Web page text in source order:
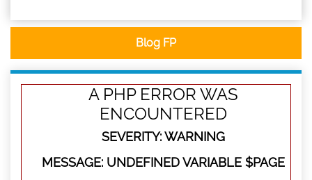
Blog FP
A PHP ERROR WAS
ENCOUNTERED
SEVERITY: WARNING
MESSAGE: UNDEFINED VARIABLE $PAGE